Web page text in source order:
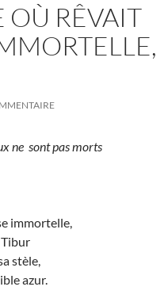
OÙ RÊVAIT
ne sont pas morts
immortelle,
Tibur
stèle,
azur.